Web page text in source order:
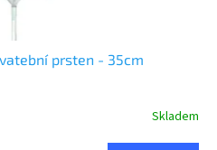
prsten - 35cm
Skladem